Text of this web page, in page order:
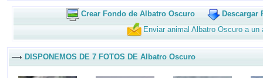
Crear Fondo de Albatro Oscuro
Descargar
Enviar animal Albatro Oscuro a un
DISPONEMOS DE 7 FOTOS DE Albatro Oscuro